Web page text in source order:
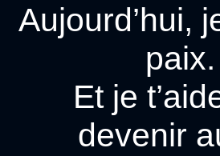
Aujourd’hui,
paix.
Et je
devenir